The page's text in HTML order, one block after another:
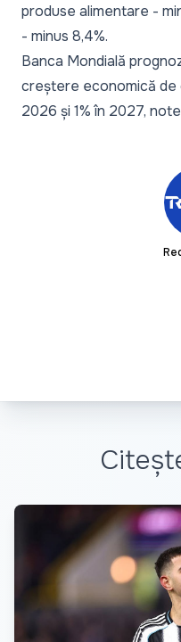
produse alimentare -
- minus 8,4%.
Banca Mondială
creștere economică de
2026 și 1% în 2027,